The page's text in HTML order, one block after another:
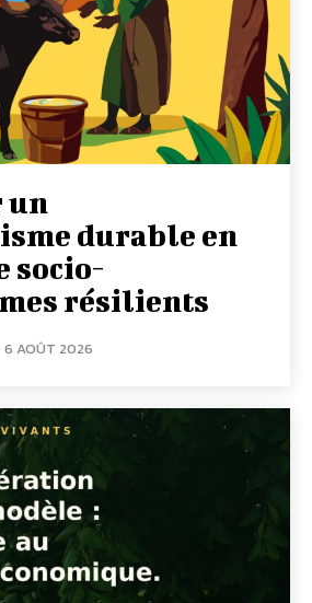
un
durable en
socio-
résilients
6 AOÛT 2026